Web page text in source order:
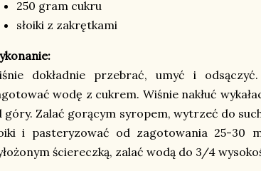
250 gram cukru
słoiki z zakrętkami
dokładnie przebrać, umyć i
wodę z cukrem. Wiśnie nakłuć
góry. Zalać gorącym syropem, wytrzeć do
i pasteryzować od zagotowania 25-30
ściereczką, zalać wodą do 3/4